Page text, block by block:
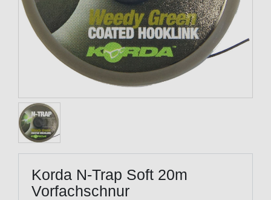
Korda N-Trap Soft 20m
Vorfachschnur